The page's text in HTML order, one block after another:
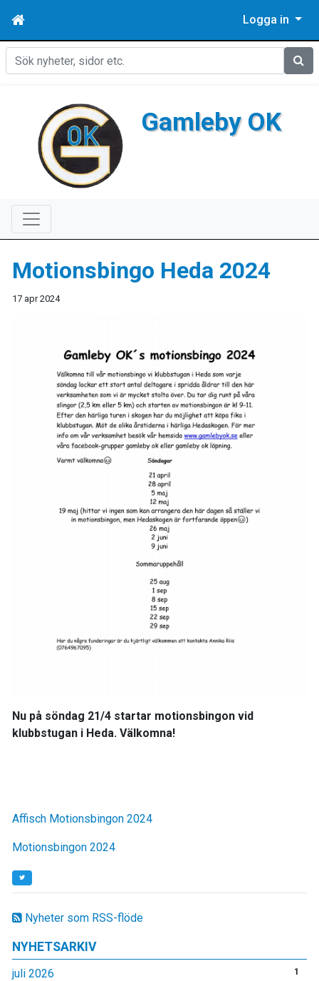
Logga in
Sök
Gamleby OK
Nyheter som RSS-flöde
NYHETSARKIV
juli 2026 1
Motionsbingo Heda 2024
17 apr 2024
Nu på söndag 21/4 startar motionsbingon vid
klubbstugan i Heda. Välkomna!
Affisch Motionsbingon 2024
Motionsbingon 2024